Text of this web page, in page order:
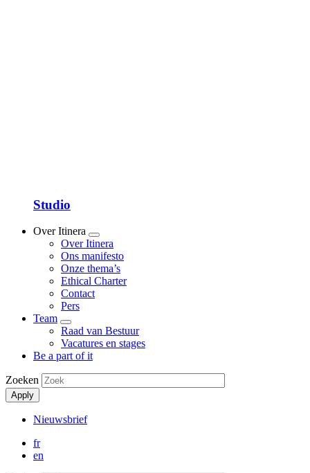
Studio
Over Itinera
Show
submenu
Over Itinera
Ons manifesto
Onze thema’s
Ethical Charter
Contact
Pers
Team
Show
submenu
Raad van Bestuur
Vacatures en stages
Be a part of it
Zoeken
Apply
Secondary
Menu
Nieuwsbrief
fr
en